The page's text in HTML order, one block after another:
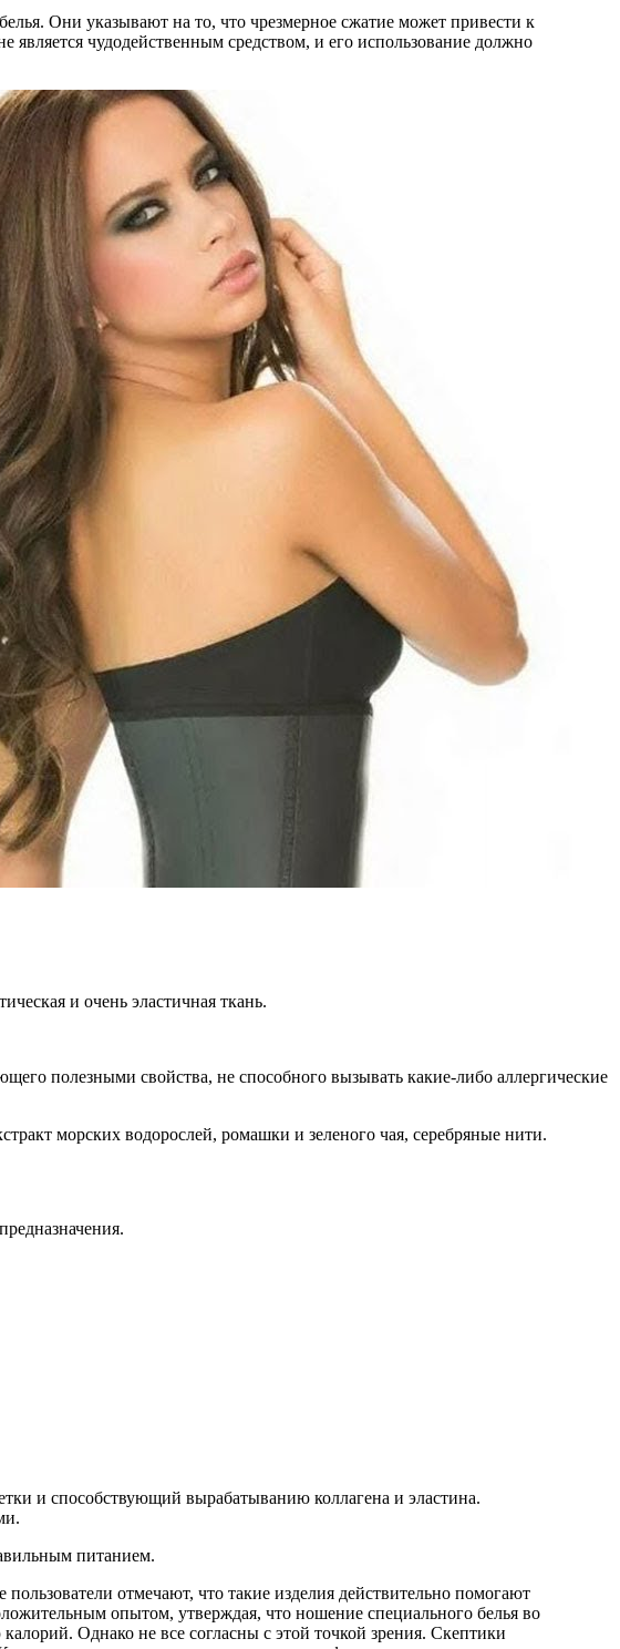
Они указывают на то, что чрезмерное сжатие может привести к
чудодейственным средством, и его использование должно
и очень эластичная ткань.
полезными свойства, не способного вызывать какие-либо аллергические
морских водорослей, ромашки и зеленого чая, серебряные нити.
и способствующий вырабатыванию коллагена и эластина.
питанием.
отмечают, что такие изделия действительно помогают
опытом, утверждая, что ношение специального белья во
Однако не все согласны с этой точкой зрения. Скептики